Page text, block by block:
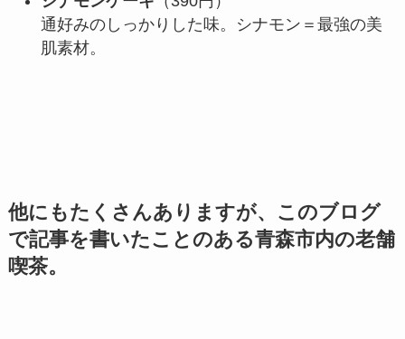
通好みのしっかりした味。シナモン＝最強の美
肌素材。
他にもたくさんありますが、このブログ
で記事を書いたことのある青森市内の老舗
喫茶。